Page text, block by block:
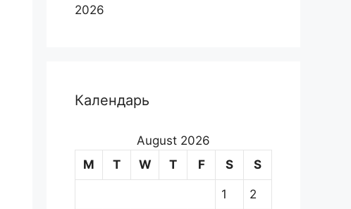
2026
Календарь
August 2026
M
T W T F S S
1 2